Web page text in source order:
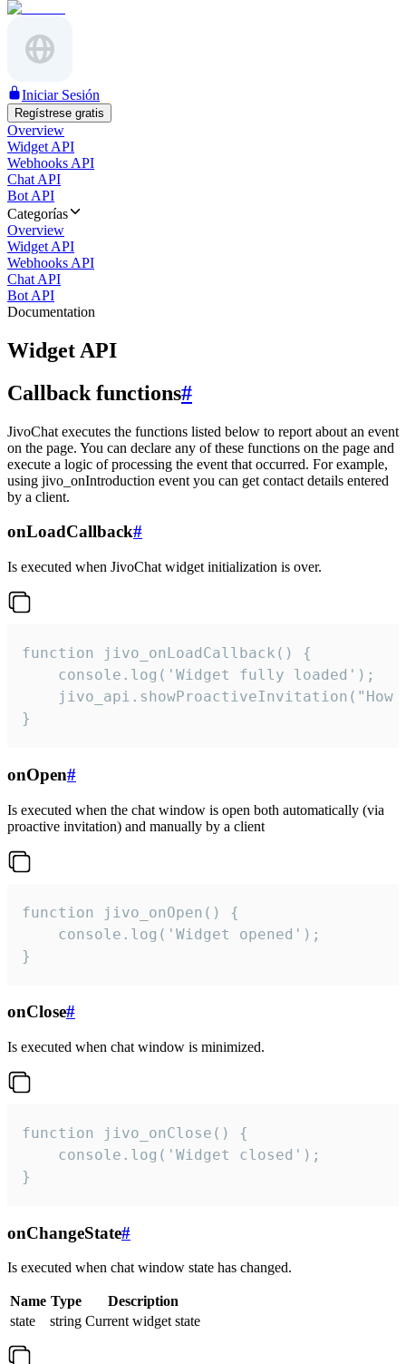
Iniciar Sesión
Regístrese gratis
Overview
Widget API
Webhooks API
Chat API
Bot API
Categorías
Overview
Widget API
Webhooks API
Chat API
Bot API
Documentation
Widget API
Callback functions#
JivoChat executes the functions listed below to report about an event
on the page. You can declare any of these functions on the page and
execute a logic of processing the event that occurred. For example,
using jivo_onIntroduction event you can get contact details entered
by a client.
onLoadCallback#
Is executed when JivoChat widget initialization is over.
function jivo_onLoadCallback() {
    console.log('Widget fully loaded');
jivo_api.showProactiveInvitation("How
}
onOpen#
Is executed when the chat window is open both automatically (via
proactive invitation) and manually by a client
function jivo_onOpen() {
    console.log('Widget opened');
}
onClose#
Is executed when chat window is minimized.
function jivo_onClose() {
    console.log('Widget closed');
}
onChangeState#
Is executed when chat window state has changed.
Name Type
Description
state
string Current widget state